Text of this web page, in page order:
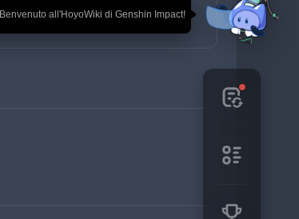
🎉 Benvenuto all'HoyoWiki di Genshin Impact!